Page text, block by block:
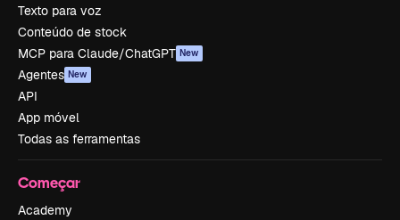
Texto para voz
Conteúdo de stock
MCP para Claude/ChatGPT New
Agentes New
API
App móvel
Todas as ferramentas
Começar
Academy